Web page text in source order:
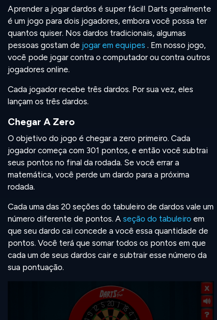
Aprender a jogar dardos é super fácil! Darts geralmente
é um jogo para dois jogadores, embora você possa ter
quantos quiser. Nos dardos tradicionais, algumas
pessoas gostam de jogar em equipes . Em nosso jogo,
você pode jogar contra o computador ou contra outros
jogadores online.
Cada jogador recebe três dardos. Por sua vez, eles
lançam os três dardos.
Chegar A Zero
O objetivo do jogo é chegar a zero primeiro. Cada
jogador começa com 301 pontos, e então você subtrai
seus pontos no final da rodada. Se você errar a
matemática, você perde um dardo para a próxima
rodada.
Cada uma das 20 seções do tabuleiro de dardos vale um
número diferente de pontos. A seção do tabuleiro em
que seu dardo cai concede a você essa quantidade de
pontos. Você terá que somar todos os pontos em que
cada um de seus dardos cair e subtrair esse número da
sua pontuação.